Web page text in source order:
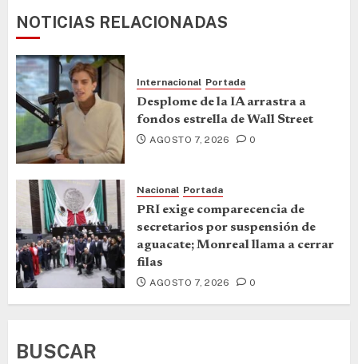
NOTICIAS RELACIONADAS
Internacional Portada
Desplome de la IA arrastra a
fondos estrella de Wall Street
AGOSTO 7, 2026 0
Nacional Portada
PRI exige comparecencia de
secretarios por suspensión de
aguacate; Monreal llama a cerrar
filas
AGOSTO 7, 2026 0
BUSCAR